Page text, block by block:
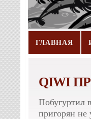
ГЛАВНАЯ
QIWI
Побугуртил
пригорян не